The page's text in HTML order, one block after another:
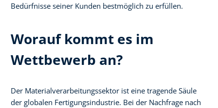
Bedürfnisse seiner Kunden bestmöglich zu erfüllen.
Worauf kommt es im
Wettbewerb an?
Der Materialverarbeitungssektor ist eine tragende Säule
der globalen Fertigungsindustrie. Bei der Nachfrage nach